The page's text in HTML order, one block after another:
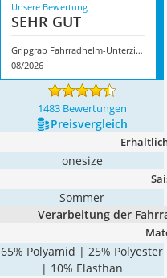
Unsere Bewertung
SEHR GUT
Gripgrab Fahrradhelm-Unterziehmütze
08/2026
1483 Bewertungen
Preis­vergleich
onesize
Sommer
Verarbeitung der
65% Polyamid | 25% Polyester
| 10% Elasthan